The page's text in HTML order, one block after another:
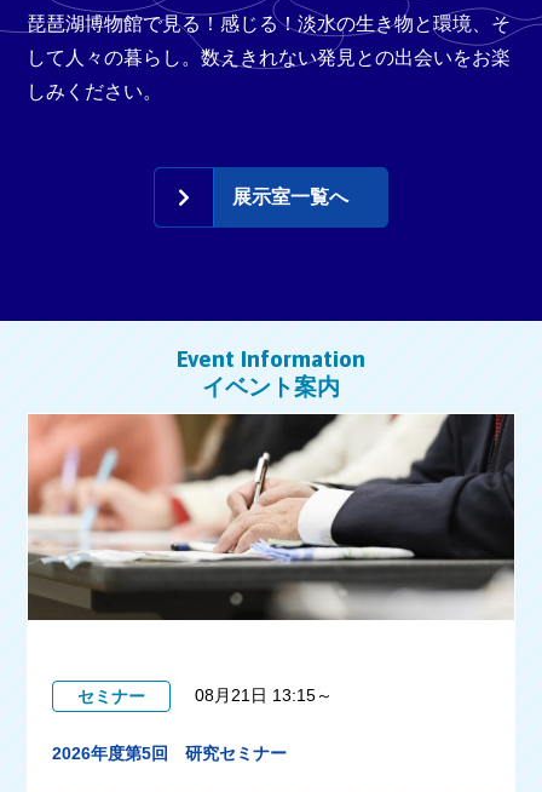
琵琶湖博物館で見る！感じる！淡水の生き物と環境、そ
して人々の暮らし。数えきれない発見との出会いをお楽
しみください。
展示室一覧へ
Event Information
イベント案内
セミナー 08月21日 13:15～
2026年度第5回 研究セミナー